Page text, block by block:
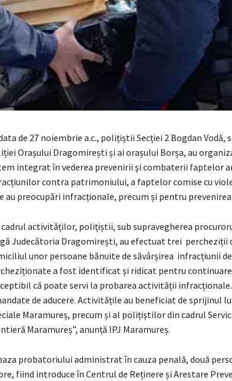
de 27 noiembrie a.c., polițiștii Secției 2 Bogdan
Orașului Dragomirești și ai orașului Borșa, au
integrat în vederea prevenirii şi combaterii faptelor
contra patrimoniului, a faptelor comise cu
au preocupări infracționale, precum și pentru
cadrul activităților, polițiștii, sub supravegherea
Judecătoria Dragomirești, au efectuat trei percheziții
unor persoane bănuite de săvârșirea infracțiunii
a fost identificat și ridicat pentru
că poate servi la probarea activității
de aducere. Activitățile au beneficiat de sprijinul
Maramureș, precum și al polițiștilor din cadrul
Maramureș”, anunță IPJ Maramureș.
probatoriului administrat în cauza penală, două
fiind introduce în Centrul de Reținere și Arestare